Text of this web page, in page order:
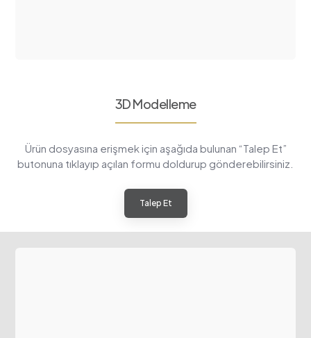
3D Modelleme
Ürün dosyasına erişmek için aşağıda bulunan “Talep Et”
butonuna tıklayıp açılan formu doldurup gönderebilirsiniz.
Talep Et